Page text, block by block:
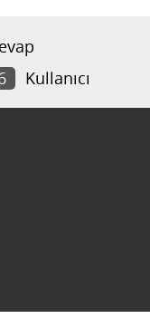
Kullanıcı